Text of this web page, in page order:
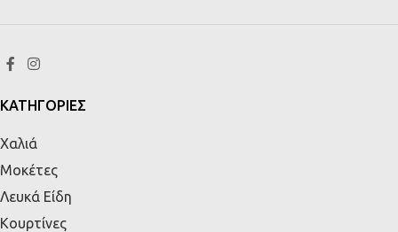
ΚΑΤΗΓΟΡΙΕΣ
Χαλιά
Μοκέτες
Λευκά Είδη
Κουρτίνες